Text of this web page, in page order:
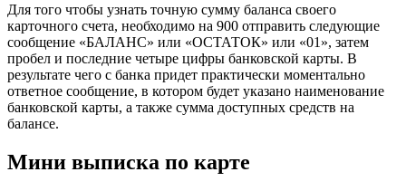
Для того чтобы узнать точную сумму баланса своего
карточного счета, необходимо на 900 отправить следующие
сообщение «БАЛАНС» или «ОСТАТОК» или «01», затем
пробел и последние четыре цифры банковской карты. В
результате чего с банка придет практически моментально
ответное сообщение, в котором будет указано наименование
банковской карты, а также сумма доступных средств на
балансе.
Мини выписка по карте